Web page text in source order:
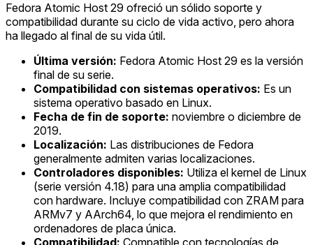
Fedora Atomic Host 29 ofreció un sólido soporte y
compatibilidad durante su ciclo de vida activo, pero ahora
ha llegado al final de su vida útil.
Última versión: Fedora Atomic Host 29 es la versión
final de su serie.
Compatibilidad con sistemas operativos: Es un
sistema operativo basado en Linux.
Fecha de fin de soporte: noviembre o diciembre de
2019.
Localización: Las distribuciones de Fedora
generalmente admiten varias localizaciones.
Controladores disponibles: Utiliza el kernel de Linux
(serie versión 4.18) para una amplia compatibilidad
con hardware. Incluye compatibilidad con ZRAM para
ARMv7 y AArch64, lo que mejora el rendimiento en
ordenadores de placa única.
Compatibilidad: Compatible con tecnologías de